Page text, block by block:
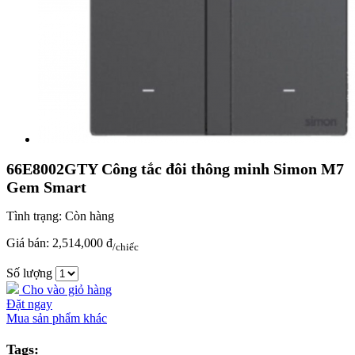
66E8002GTY Công tắc đôi thông minh Simon M7
Gem Smart
Tình trạng: Còn hàng
Giá bán: 2,514,000 đ/chiếc
Số lượng
Cho vào giỏ hàng
Đặt ngay
Mua sản phẩm khác
Tags: